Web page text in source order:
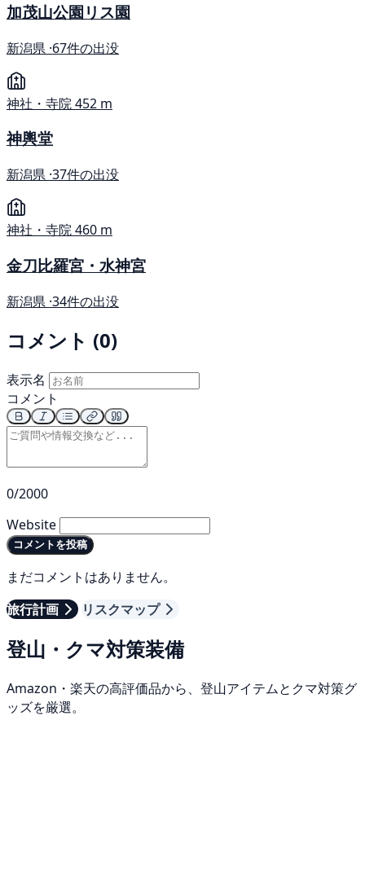
加茂山公園リス園
新潟県 ·67件の出没
神社・寺院452 m
神輿堂
新潟県 ·37件の出没
神社・寺院460 m
金刀比羅宮・水神宮
新潟県 ·34件の出没
コメント (0)
表示名
コメント
0/2000
Website
コメントを投稿
まだコメントはありません。
旅行計画
リスクマップ
登山・クマ対策装備
Amazon・楽天の高評価品から、登山アイテムとクマ対策グ
ッズを厳選。